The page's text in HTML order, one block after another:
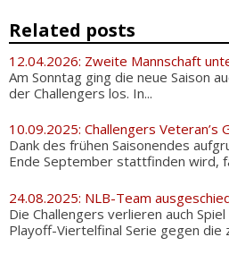
Related posts
12.04.2026: Zweite Mannschaft
Am Sonntag ging die neue Saison
der Challengers los. In...
10.09.2025: Challengers Veteran’s
Dank des frühen Saisonendes
Ende September stattfinden wird,
24.08.2025: NLB-Team
Die Challengers verlieren auch
Playoff-Viertelfinal Serie gegen die